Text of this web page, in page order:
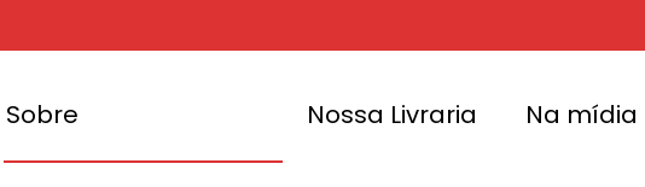
Sobre Nossa Livraria Na mídia